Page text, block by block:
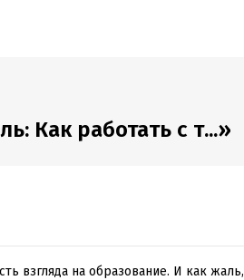
Как работать с т...»
взгляда на образование. И как жаль,